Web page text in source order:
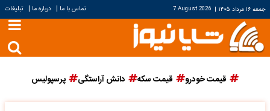
جمعه ۱۶ مرداد ۱۴۰۵ |
7 August 2026 تماس با ما | درباره ما | تبلیغات
قیمت خودرو قیمت سکه دانش آراستگی پرسپولیس